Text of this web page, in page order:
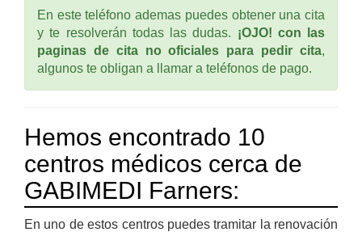
En este teléfono ademas puedes obtener una cita
y te resolverán todas las dudas. ¡OJO! con las
paginas de cita no oficiales para pedir cita,
algunos te obligan a llamar a teléfonos de pago.
Hemos encontrado 10
centros médicos cerca de
GABIMEDI Farners:
En uno de estos centros puedes tramitar la renovación